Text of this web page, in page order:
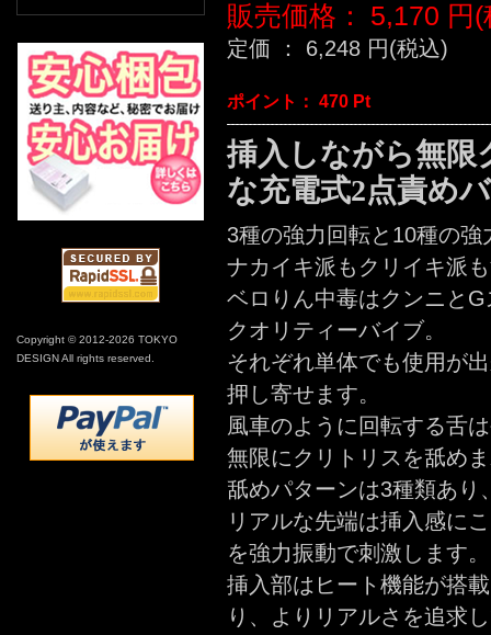
Copyright © 2012-2026 TOKYO
DESIGN All rights reserved.
販売価格： 5,170 円
定価 ： 6,248 円(税込)
ポイント： 470 Pt
挿入しながら無限
な充電式2点責め
3種の強力回転と10種の強
ナカイキ派もクリイキ派
ベロりん中毒はクンニと
クオリティーバイブ。
それぞれ単体でも使用が
押し寄せます。
風車のように回転する舌
無限にクリトリスを舐め
舐めパターンは3種類あり
リアルな先端は挿入感に
を強力振動で刺激します。
挿入部はヒート機能が搭
り、よりリアルさを追求